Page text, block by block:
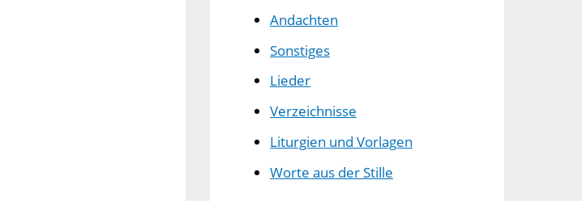
Andachten
Sonstiges
Lieder
Verzeichnisse
Liturgien und Vorlagen
Worte aus der Stille